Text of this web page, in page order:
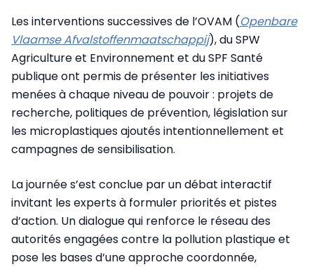
Les interventions successives de l’OVAM (Openbare
Vlaamse Afvalstoffenmaatschappij), du SPW
Agriculture et Environnement et du SPF Santé
publique ont permis de présenter les initiatives
menées à chaque niveau de pouvoir : projets de
recherche, politiques de prévention, législation sur
les microplastiques ajoutés intentionnellement et
campagnes de sensibilisation.
La journée s’est conclue par un débat interactif
invitant les experts à formuler priorités et pistes
d’action. Un dialogue qui renforce le réseau des
autorités engagées contre la pollution plastique et
pose les bases d’une approche coordonnée,